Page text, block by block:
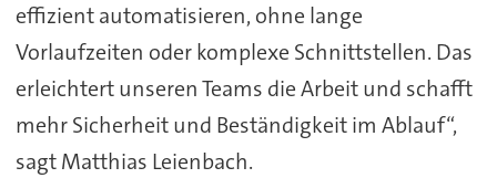
effizient automatisieren, ohne lange
Vorlaufzeiten oder komplexe Schnittstellen. Das
erleichtert unseren Teams die Arbeit und schafft
mehr Sicherheit und Beständigkeit im Ablauf“,
sagt Matthias Leienbach.